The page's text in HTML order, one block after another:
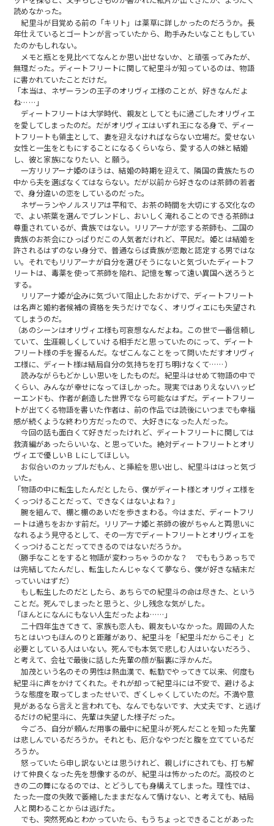
読めなかった。
紀里斗が目覚める前の「キリト」は薬草に詳しかったのだろうか。長
年仕えているとゴートンが言っていたから、助手みたいなこともしてい
たのかもしれない。
メモと瓶とを見比べてなんとか思い出せないか、と頑張ってみたが、
無理だった。ディートフリートに関して紀里斗が知っているのは、物語
に書かれていたことだけだ。
「本当は、ネザーランの王子のオリヴィエ様のことが、好きなんだよ
ね……」
ディートフリートは大学時代、親友としてともに過ごしたオリヴィエ
を愛してしまったのだ。だがオリヴィエはいずれ王になる身で、ディー
トフリートも領主として、妻を迎えなければならない立場だ。愛せない
女性と一生をともにすることになるくらいなら、愛する人の妹と結婚
し、彼と家族になりたい、と願う。
一方リリアーナ姫のほうは、結婚の時期を迎えて、隣国の貴族たちの
中から夫を選ばなくてはならない。だが以前から好きなのは茶師の若者
で、身分違いの恋をしているのだった。
ネザーランやノルスリアは平和で、お茶の時間を大切にする文化なの
で、よい茶葉を選んでブレンドし、おいしく淹れることのできる茶師は
尊重されているが、貴族ではない。リリアーナが恋する茶師も、二国の
貴族のお茶会にひっぱりだこの人気者だけれど、平民だ。姫とは結婚を
許されるはずのない身分で、普通ならば貴族が恋敵と認定する男ではな
い。それでもリリアーナが自分を選びそうにないと気づいたディートフ
リートは、毒薬を使って茶師を陥れ、記憶を奪って遠い異国へ送ろうと
する。
リリアーナ姫が企みに気づいて阻止したおかげで、ディートフリート
は名声と婚約者候補の資格を失うだけでなく、オリヴィエにも失望され
てしまうのだ。
（あのシーンはオリヴィエ様も可哀想なんだよね。この世で一番信頼し
ていて、生涯親しくしていける相手だと思っていたのにって、ディート
フリート様の手を握るんだ。なぜこんなことをって問いただすオリヴィ
エ様に、ディート様は結局自分の気持ちを打ち明けなくて……）
読みながらもどかしい思いをしたものだ。紀里斗はせめて物語の中で
くらい、みんなが幸せになってほしかった。現実ではありえないハッピ
ーエンドも、作者が創造した世界でなら可能なはずだ。ディートフリー
トが出てくる物語を書いた作者は、前の作品では読後にいつまでも幸福
感が続くような終わり方だったので、大好きになった人だった。
今回の話も面白くて好きだったけれど、ディートフリートに関しては
救済編があったらいいな、と思っていた。絶対ディートフリートとオリ
ヴィエで優しいＢＬにしてほしい。
お似合いのカップルだもん、と挿絵を思い出し、紀里斗ははっと気づ
いた。
「物語の中に転生したんだとしたら、僕がディート様とオリヴィエ様を
くっつけることだって、できなくはないよね？」
腕を組んで、棚と棚のあいだを歩きまわる。今はまだ、ディートフリ
ートは過ちをおかす前だ。リリアーナ姫と茶師の彼がちゃんと両思いに
なれるよう見守るとして、その一方でディートフリートとオリヴィエを
くっつけることだってできるのではないだろうか。
（勝手なことをすると物語が変わっちゃうのかな？ でももうあっちで
は完結してたんだし、転生したんじゃなくて夢なら、僕が好きな結末だ
っていいはずだ）
もし転生したのだとしたら、あちらでの紀里斗の命は尽きた、という
ことだ。死んでしまったと思うと、少し残念な気がした。
「ほんとになんにもない人生だったよね……」
二十四年生きてきて、家族も恋人も、親友もいなかった。周囲の人た
ちとはいつもほんのりと距離があり、紀里斗を「紀里斗だからこそ」と
必要としている人はいない。死んでも本気で悲しむ人はいないだろう、
と考えて、会社で最後に話した先輩の顔が脳裏に浮かんだ。
加茂という名のその男性は熱血漢で、転勤でやってきて以来、何度も
紀里斗に声をかけてくれた。それが却って紀里斗には不安で、避けるよ
うな態度を取ってしまったせいで、ぎくしゃくしていたのだ。不満や意
見があるなら言えと言われても、なんでもないです、大丈夫です、と逃げ
るだけの紀里斗に、先輩は失望した様子だった。
今ごろ、自分が頼んだ用事の最中に紀里斗が死んだことを知った先輩
は悲しんでいるだろうか。それとも、厄介なやつだと腹を立てているだ
ろうか。
怒っていたら申し訳ないとは思うけれど、親しげにされても、打ち解
けて仲良くなった先を想像するのが、紀里斗は怖かったのだ。高校のと
きの二の舞になるのでは、とどうしても身構えてしまった。理性では、
たった一度の失敗で萎縮したままだなんて情けない、と考えても、結局
人と関わることからは逃げた。
でも、突然死ぬとわかっていたら、もうちょっとできることがあった